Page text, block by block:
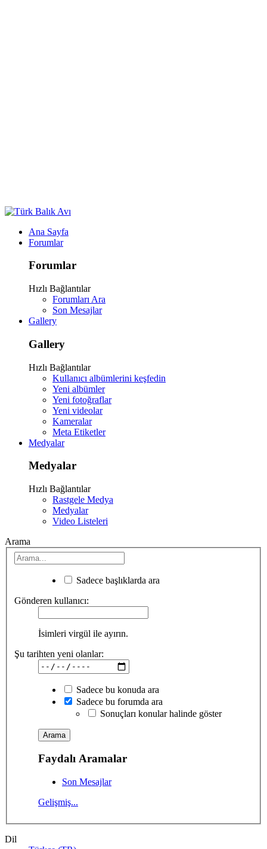
Ana Sayfa
Forumlar
Forumlar
Hızlı Bağlantılar
Forumları Ara
Son Mesajlar
Gallery
Gallery
Hızlı Bağlantılar
Kullanıcı albümlerini keşfedin
Yeni albümler
Yeni fotoğraflar
Yeni videolar
Kameralar
Meta Etiketler
Medyalar
Medyalar
Hızlı Bağlantılar
Rastgele Medya
Medyalar
Video Listeleri
Arama
Sadece başlıklarda ara
Gönderen kullanıcı:
İsimleri virgül ile ayırın.
Şu tarihten yeni olanlar:
Sadece bu konuda ara
Sadece bu forumda ara
Sonuçları konular halinde göster
Faydalı Aramalar
Son Mesajlar
Gelişmiş...
Dil